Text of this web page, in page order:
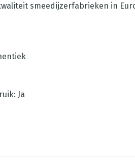
smeedijzerfabrieken in
Ja